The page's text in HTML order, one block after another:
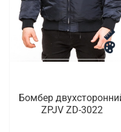
Бомбер
ZPJV ZD-3022